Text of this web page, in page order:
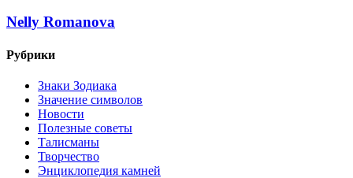
Nelly Romanova
Рубрики
Знаки Зодиака
Значение символов
Новости
Полезные советы
Талисманы
Творчество
Энциклопедия камней